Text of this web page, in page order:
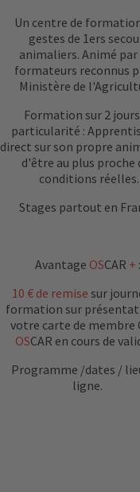
Un centre de
gestes de 1ers
animaliers. Animé par
formateurs reconnus
Ministère de
Formation sur 2
particularité :
direct sur son propre
d'être au plus proche
conditions réelles.
Stages partout en
Avantage OSCAR +
10 € de remise sur
formation sur
votre carte de membre
OSCAR en cours de
Programme /dates /
ligne.